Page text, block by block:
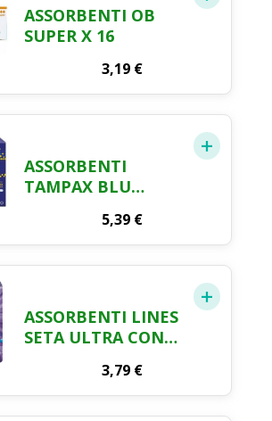
ASSORBENTI OB
SUPER X 16
3,19 €
ASSORBENTI
TAMPAX BLU
5,39 €
ASSORBENTI LINES
SETA ULTRA CON
3,79 €